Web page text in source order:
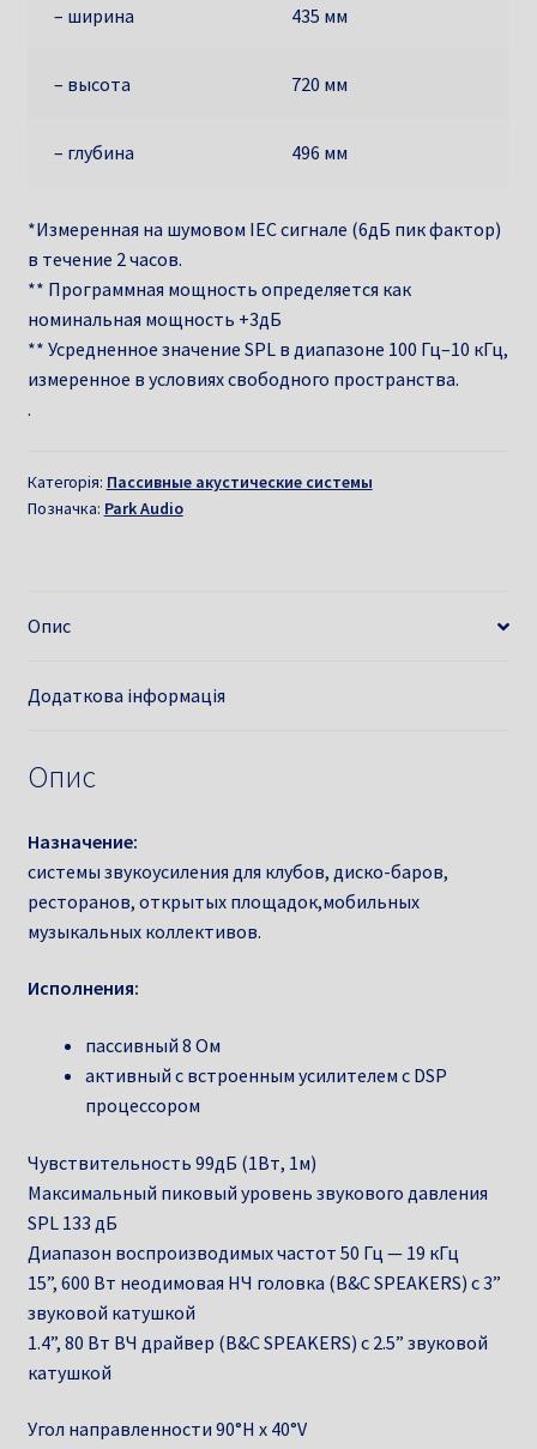
– ширина 435 мм
– высота 720 мм
– глубина 496 мм
*Измеренная на шумовом IEC сигнале (6дБ пик фактор)
в течение 2 часов.
** Программная мощность определяется как
номинальная мощность +3дБ
** Усредненное значение SPL в диапазоне 100 Гц–10 кГц,
измеренное в условиях свободного пространства.
.
Категорія: Пассивные акустические системы
Позначка: Park Audio
Опис
Додаткова інформація
Опис
Назначение:
системы звукоусиления для клубов, диско-баров,
ресторанов, открытых площадок,мобильных
музыкальных коллективов.
Исполнения:
пассивный 8 Ом
активный с встроенным усилителем с DSP
процессором
Чувствительность 99дБ (1Вт, 1м)
Максимальный пиковый уровень звукового давления
SPL 133 дБ
Диапазон воспроизводимых частот 50 Гц — 19 кГц
15”, 600 Вт неодимовая НЧ головка (B&C SPEAKERS) с 3”
звуковой катушкой
1.4”, 80 Вт ВЧ драйвер (B&C SPEAKERS) с 2.5” звуковой
катушкой
Угол направленности 90°H x 40°V